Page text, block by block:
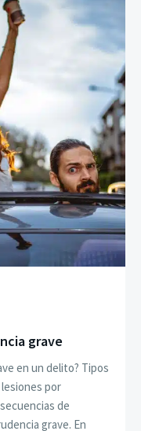
grave
en un delito? Tipos
por
de
grave. En